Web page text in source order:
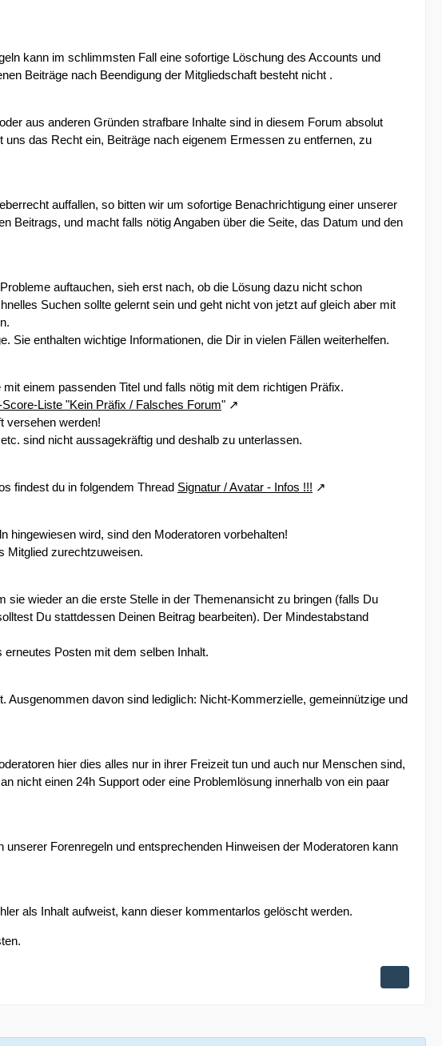
kann im schlimmsten Fall eine sofortige Löschung des Accounts und
Beiträge nach Beendigung der Mitgliedschaft besteht nicht .
aus anderen Gründen strafbare Inhalte sind in diesem Forum absolut
das Recht ein, Beiträge nach eigenem Ermessen zu entfernen, zu
auffallen, so bitten wir um sofortige Benachrichtigung einer unserer
Beitrags, und macht falls nötig Angaben über die Seite, das Datum und den
auftauchen, sieh erst nach, ob die Lösung dazu nicht schon
Suchen sollte gelernt sein und geht nicht von jetzt auf gleich aber mit
Sie enthalten wichtige Informationen, die Dir in vielen Fällen weiterhelfen.
einem passenden Titel und falls nötig mit dem richtigen Präfix.
Score-Liste "Kein Präfix / Falsches Forum"
versehen werden!
sind nicht aussagekräftig und deshalb zu unterlassen.
findest du in folgendem Thread Signatur / Avatar - Infos !!!
hingewiesen wird, sind den Moderatoren vorbehalten!
Mitglied zurechtzuweisen.
wieder an die erste Stelle in der Themenansicht zu bringen (falls Du
Du stattdessen Deinen Beitrag bearbeiten). Der Mindestabstand
Posten mit dem selben Inhalt.
davon sind lediglich: Nicht-Kommerzielle, gemeinnützige und
hier dies alles nur in ihrer Freizeit tun und auch nur Menschen sind,
nicht einen 24h Support oder eine Problemlösung innerhalb von ein paar
Forenregeln und entsprechenden Hinweisen der Moderatoren kann
als Inhalt aufweist, kann dieser kommentarlos gelöscht werden.